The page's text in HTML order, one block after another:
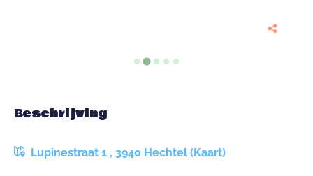
Beschrijving
Lupinestraat 1 , 3940 Hechtel (Kaart)